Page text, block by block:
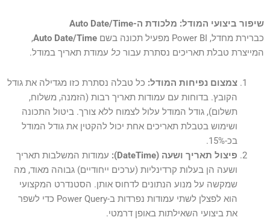
שיפור ביצועי המודל: מלכודת ה-Auto Date/Time
כברירת מחדל, Power BI מפעיל תכונה בשם
Auto Date/Time
,
המייצרת טבלת תאריכים נסתרת עבור כל עמודת תאריך במודל.
צמצום נפיחות המודל: כל טבלה נסתרת כזו מגדילה את גודל
הקובץ. בדוחות עם עמודות תאריך רבות (הזמנה, משלוח,
תשלום), גודל המודל עלול לצמוח ללא צורך. ביטול התכונה
ושימוש בטבלת תאריכים אחת יכול להקטין את גודל המודל
בכ-15%.
פיצול תאריך ושעה (DateTime):
עמודות המשלבות תאריך
ושעה הן בעלות קרדינליות (ערכים ייחודיים) גבוהה מאוד, מה
שמקשה על מנוע הנתונים לדחוס אותן. הסטנדרט המקצועי
הוא לפצלן לשתי עמודות נפרדות ב-Power Query כדי לשפר
את ביצועי השאילתות באופן דרמטי.